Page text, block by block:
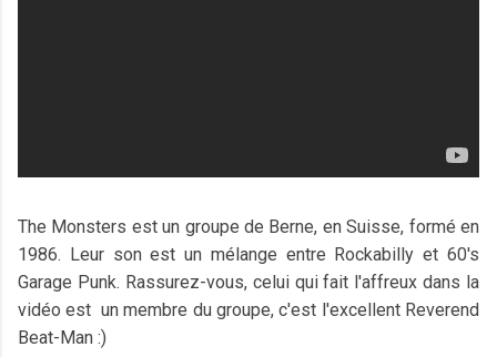
The Monsters est un groupe de Berne, en Suisse, formé en
1986. Leur son est un mélange entre Rockabilly et 60's
Garage Punk. Rassurez-vous, celui qui fait l'affreux dans la
vidéo est un membre du groupe, c'est l'excellent Reverend
Beat-Man :)